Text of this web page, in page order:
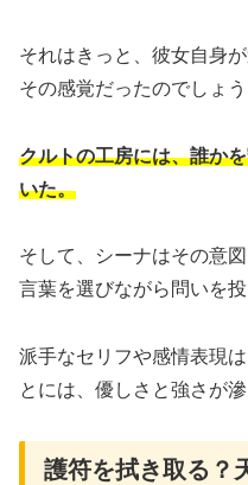
それはきっと、彼女自身
その感覚だったのでしょう
クルトの工房には、誰か
いた。
そして、シーナはその意
言葉を選びながら問いを
派手なセリフや感情表現
とには、優しさと強さが滲
護符を拭き取る？